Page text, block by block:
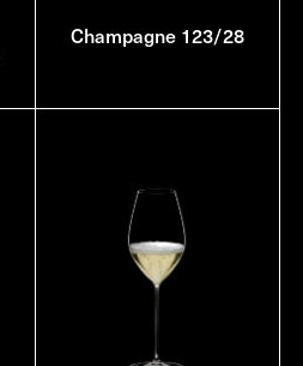
Champagne 123/28